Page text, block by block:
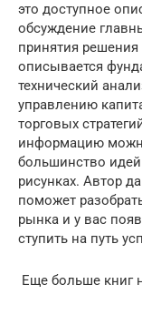
это доступное
обсуждение
принятия
описывается
технический
управлению
торговых
информацию
большинство идей
рисунках. Автор
поможет
рынка и у вас
ступить на путь
Еще больше книг